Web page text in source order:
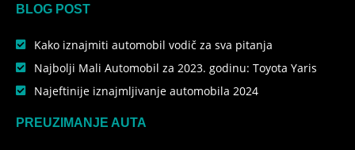
BLOG POST
Kako iznajmiti automobil vodič za sva pitanja
Najbolji Mali Automobil za 2023. godinu: Toyota Yaris
Najeftinije iznajmljivanje automobila 2024
PREUZIMANJE AUTA